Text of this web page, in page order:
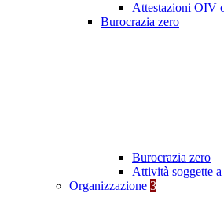
Attestazioni OIV
Burocrazia zero
Burocrazia zero
Attività soggette
Organizzazione 3